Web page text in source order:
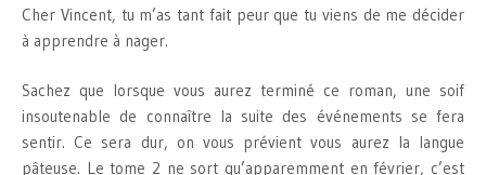
Cher Vincent, tu m’as tant fait peur que tu viens de me décider
à apprendre à nager.
Sachez que lorsque vous aurez terminé ce roman, une soif
insoutenable de connaître la suite des événements se fera
sentir. Ce sera dur, on vous prévient vous aurez la langue
pâteuse. Le tome 2 ne sort qu’apparemment en février, c’est